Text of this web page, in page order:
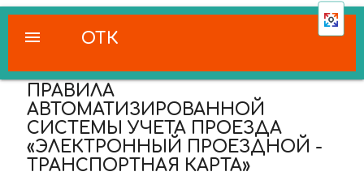
ОТК
menu
ПРАВИЛА
АВТОМАТИЗИРОВАННОЙ
СИСТЕМЫ УЧЕТА ПРОЕЗДА
«ЭЛЕКТРОННЫЙ ПРОЕЗДНОЙ -
ТРАНСПОРТНАЯ КАРТА»